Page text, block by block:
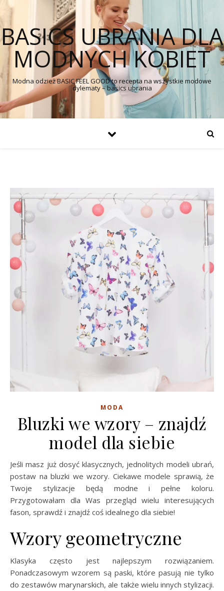
BASICS UBRANIA DLA
MODNYCH KOBIET
Modna odzież BASIC FEEL GOOD to recepta na wszystkie modowe
dylematy – basics ubrania
MODA
Bluzki we wzory – znajdź
model dla siebie
Jeśli masz już dosyć klasycznych, jednolitych modeli ubrań,
postaw na bluzki we wzory. Ciekawe modele sprawią, że
Twoje stylizacje będą modne i pełne koloru.
Przygotowałam dla Was przegląd wielu interesujących
fason, sprawdź i znajdź coś idealnego dla siebie!
Wzory geometryczne
Klasyka często jest najlepszym rozwiązaniem.
Ponadczasowym wzorem są paski, które pasują nie tylko
do zestawów marynarskich, ale także wielu innych stylizacji.